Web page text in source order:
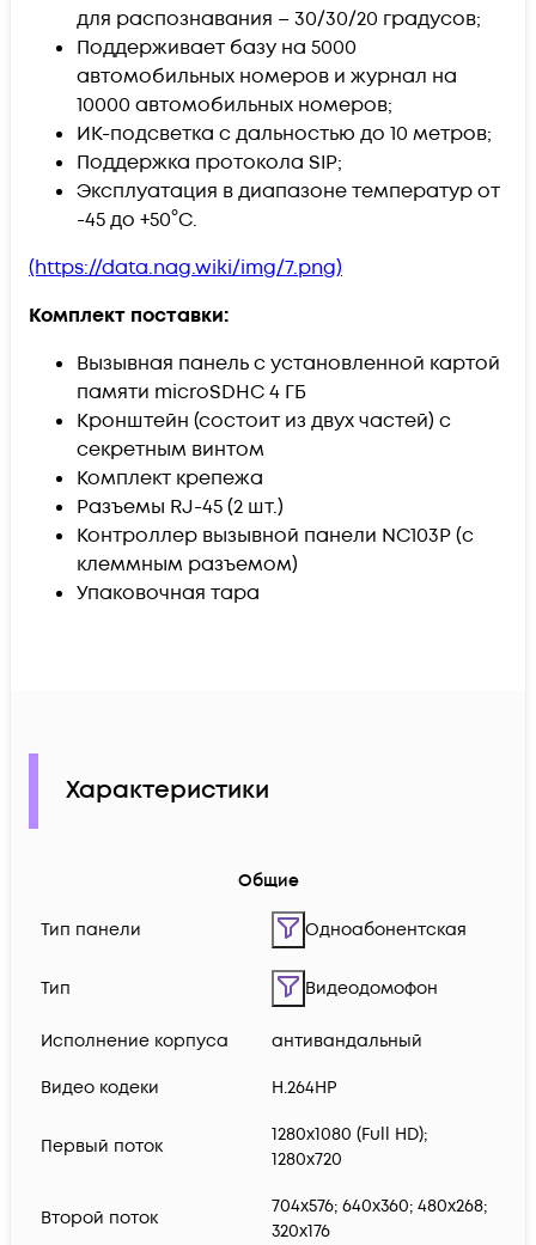
для распознавания – 30/30/20 градусов;
Поддерживает базу на 5000
автомобильных номеров и журнал на
10000 автомобильных номеров;
ИК-подсветка с дальностью до 10 метров;
Поддержка протокола SIP;
Эксплуатация в диапазоне температур от
-45 до +50°С.
(https://data.nag.wiki/img/7.png)
Комплект поставки:
Вызывная панель с установленной картой
памяти microSDHC 4 ГБ
Кронштейн (состоит из двух частей) с
секретным винтом
Комплект крепежа
Разъемы RJ-45 (2 шт.)
Контроллер вызывной панели NC103P (с
клеммным разъемом)
Упаковочная тара
Характеристики
Общие
Тип панели Одноабонентская
Тип Видеодомофон
Исполнение корпуса антивандальный
Видео кодеки H.264HP
Первый поток
1280х1080 (Full HD);
1280x720
Второй поток
704x576; 640x360; 480x268;
320x176